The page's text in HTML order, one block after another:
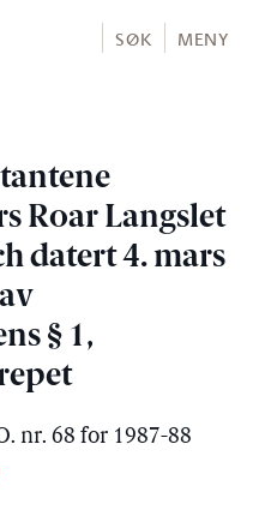
SØK MENY
Roar Langslet
datert 4. mars
§ 1,
nr. 68 for 1987-88